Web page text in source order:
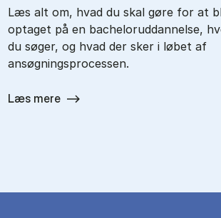
Læs alt om, hvad du skal gøre for at
optaget på en bacheloruddannelse,
du søger, og hvad der sker i løbet af
ansøgningsprocessen.
Læs mere